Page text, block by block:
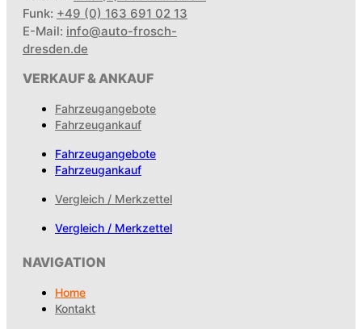
Funk: +49 (0) 163 691 02 13
E-Mail: info@auto-frosch-
dresden.de
VERKAUF & ANKAUF
Fahrzeugangebote
Fahrzeugankauf
Fahrzeugangebote
Fahrzeugankauf
Vergleich / Merkzettel
Vergleich / Merkzettel
NAVIGATION
Home
Kontakt